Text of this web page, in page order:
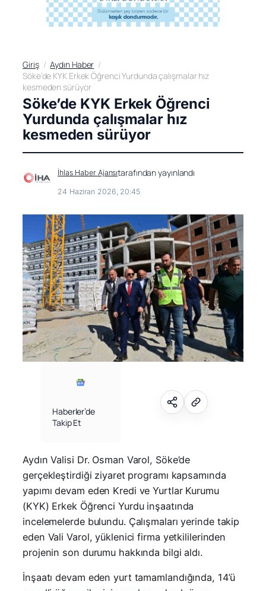
Giriş
Aydın Haber
Söke’de KYK Erkek Öğrenci Yurdunda çalışmalar hız
kesmeden sürüyor
Söke’de KYK Erkek Öğrenci
Yurdunda çalışmalar hız
kesmeden sürüyor
İhlas Haber Ajansıtarafından yayınlandı
24 Haziran 2026, 20:45
Haberler’de
Takip Et
Aydın Valisi Dr. Osman Varol, Söke’de
gerçekleştirdiği ziyaret programı kapsamında
yapımı devam eden Kredi ve Yurtlar Kurumu
(KYK) Erkek Öğrenci Yurdu inşaatında
incelemelerde bulundu. Çalışmaları yerinde takip
eden Vali Varol, yüklenici firma yetkililerinden
projenin son durumu hakkında bilgi aldı.
İnşaatı devam eden yurt tamamlandığında, 14’ü